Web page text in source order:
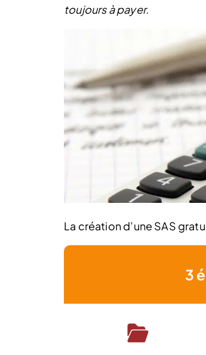
toujours à payer.
La création d’une SAS
3